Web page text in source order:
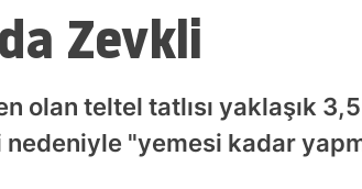
Ankara
Antalya
Artvin
Zevkli
olan teltel tatlısı yaklaşık
"yemesi kadar